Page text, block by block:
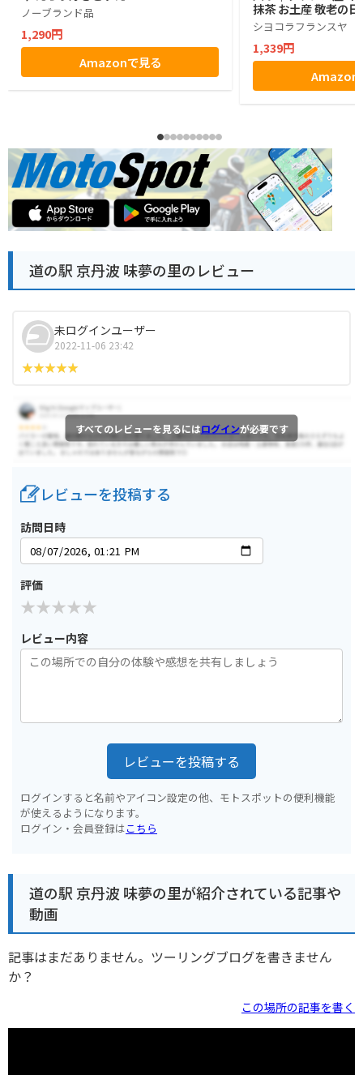
ノーブランド品
1,290円
Amazonで見る
抹茶 お土産 敬老の日
シヨコラフランスヤ
1,339円
Amazon
道の駅 京丹波 味夢の里のレビュー
未ログインユーザー
2022-11-06 23:42
すべてのレビューを見るにはログインが必要です
レビューを投稿する
訪問日時
評価
レビュー内容
レビューを投稿する
ログインすると名前やアイコン設定の他、モトスポットの便利機能
が使えるようになります。
ログイン・会員登録はこちら
道の駅 京丹波 味夢の里が紹介されている記事や
動画
記事はまだありません。ツーリングブログを書きません
か？
この場所の記事を書く